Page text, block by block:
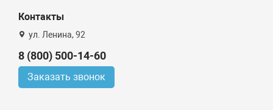
Контакты
ул. Ленина, 92
8 (800) 500-14-60
Заказать звонок